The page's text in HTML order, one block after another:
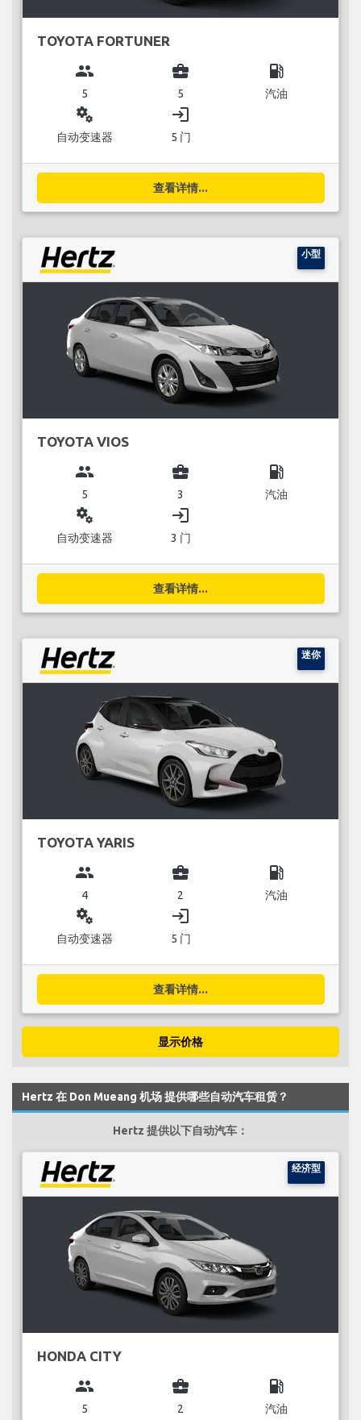
TOYOTA FORTUNER
group
5
business_center
5
local_gas_station
汽油
miscellaneous_services
自动变速器
login
5 门
查看详情...
小型
TOYOTA VIOS
group
5
business_center
3
local_gas_station
汽油
miscellaneous_services
自动变速器
login
3 门
查看详情...
迷你
TOYOTA YARIS
group
4
business_center
2
local_gas_station
汽油
miscellaneous_services
自动变速器
login
5 门
查看详情...
显示价格
Hertz 在 Don Mueang 机场 提供哪些自动汽车租赁？
Hertz 提供以下自动汽车：
经济型
HONDA CITY
group
5
business_center
2
local_gas_station
汽油